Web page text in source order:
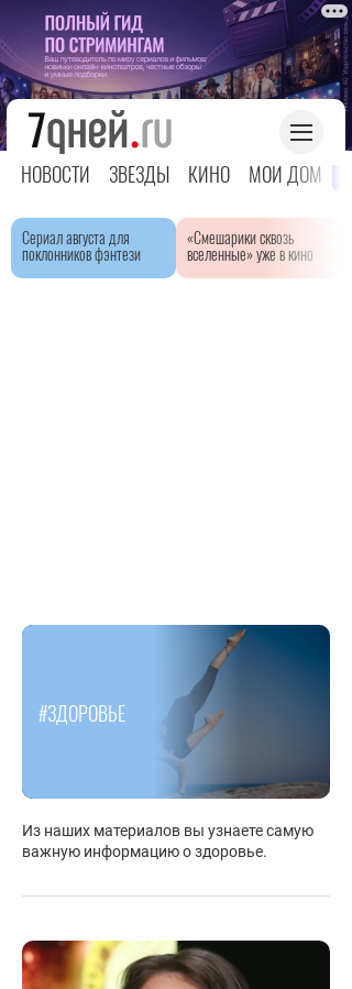
НОВОСТИ ЗВЕЗДЫ КИНО МОЙ ДОМ
Сериал августа для
поклонников фэнтези
«Смешарики сквозь
вселенные» уже в кино
#ЗДОРОВЬЕ
Из наших материалов вы узнаете самую
важную информацию о здоровье.